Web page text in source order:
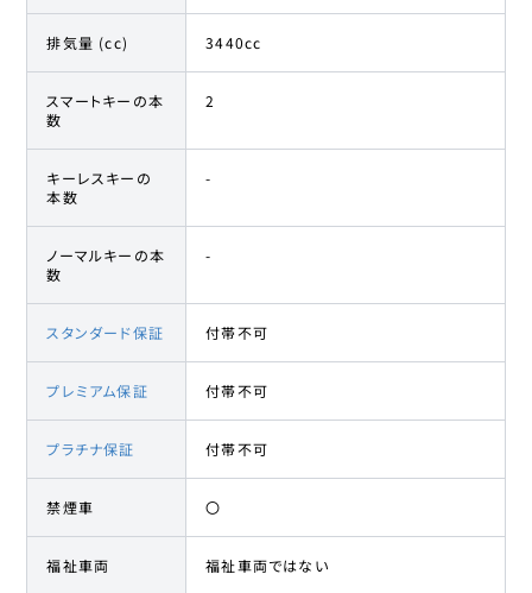
排気量 (cc) 3440cc
スマートキーの本
数
2
キーレスキーの
本数
-
ノーマルキーの本
数
-
スタンダード保証 付帯不可
プレミアム保証 付帯不可
プラチナ保証 付帯不可
禁煙車 〇
福祉車両 福祉車両ではない